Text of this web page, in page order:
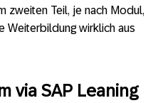
zweiten Teil, je nach Modul,
Weiterbildung wirklich aus
via SAP Leaning